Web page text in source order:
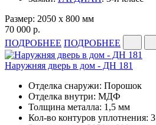
Размер: 2050 x 800 мм
70 000 р.
ПОДРОБНЕЕ ПОДРОБНЕЕ
Наружняя дверь в дом - ДН 181
Отделка снаружи: Порошок
Отделка внутри: МДФ
Толщина металла: 1,5 мм
Кол-во контуров уплотнения: 3